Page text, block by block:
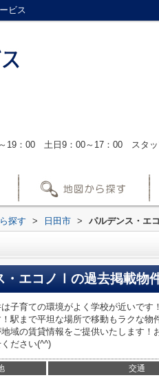
ビス
19：00 土日9：00～17：00 スタッ
探す > 日田市 > パルデンス・エ
・エコノⅠ の過去掲載物
子育ての環境がよく学校が近いで
駅まで平坦な場所で移動もラクな物
域の賃貸情報をご提供いたします
ださい(^^)
交通